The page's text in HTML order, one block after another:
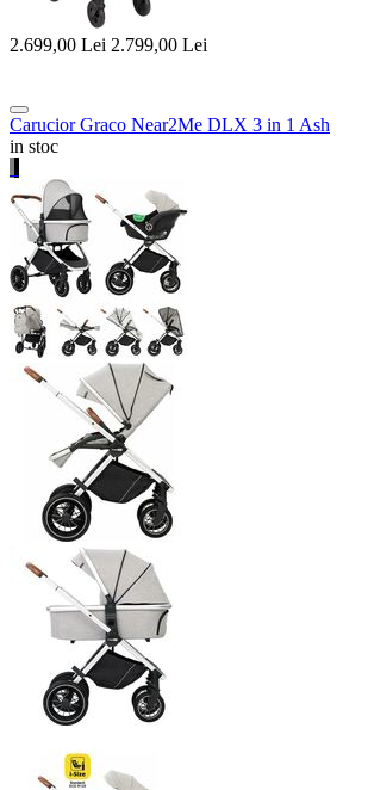
2.699,00 Lei 2.799,00 Lei
Carucior Graco Near2Me DLX 3 in 1 Ash
in stoc